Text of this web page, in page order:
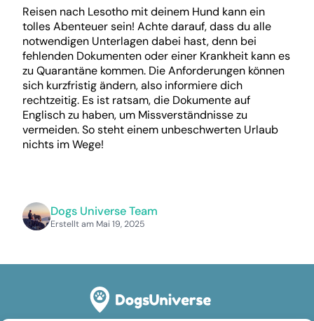
Dogs Universe Team
Erstellt am Mai 19, 2025
Reisen nach Lesotho mit deinem Hund kann ein
tolles Abenteuer sein! Achte darauf, dass du alle
notwendigen Unterlagen dabei hast, denn bei
fehlenden Dokumenten oder einer Krankheit kann es
zu Quarantäne kommen. Die Anforderungen können
sich kurzfristig ändern, also informiere dich
rechtzeitig. Es ist ratsam, die Dokumente auf
Englisch zu haben, um Missverständnisse zu
vermeiden. So steht einem unbeschwerten Urlaub
nichts im Wege!